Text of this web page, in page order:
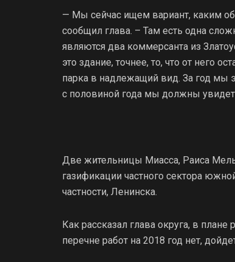
— Мы сейчас ищем вариант, каким
сообщил глава. – Там есть одна
являются два коммерсанта из
это здание, точнее, то, что от него
парка в надлежащий вид. За год мы
с половиной года мы должны
Две жительницы Миасса, Раиса
газификации частного сектора
частности, Ленинска.
Как рассказал глава округа, в
перечне работ на 2018 год нет,